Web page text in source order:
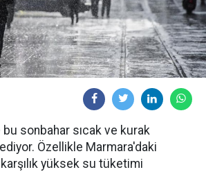
sonbahar sıcak ve kurak
Özellikle Marmara'daki
yüksek su tüketimi